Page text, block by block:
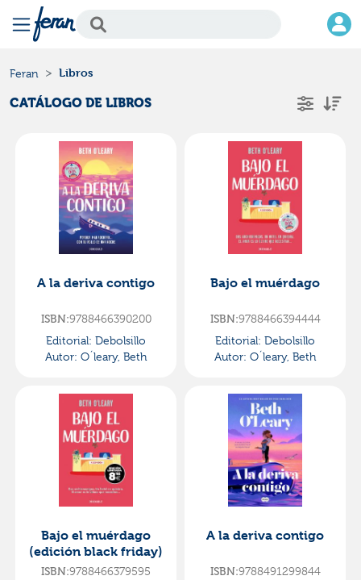
Feran Libros
CATÁLOGO DE LIBROS
A la deriva contigo
ISBN:9788466390200
Editorial: Debolsillo
Autor: O´leary, Beth
Bajo el muérdago
ISBN:9788466394444
Editorial: Debolsillo
Autor: O´leary, Beth
Bajo el muérdago
(edición black friday)
ISBN:9788466379595
A la deriva contigo
ISBN:9788491299844